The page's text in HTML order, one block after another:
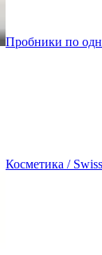
Пробники по
Косметика /